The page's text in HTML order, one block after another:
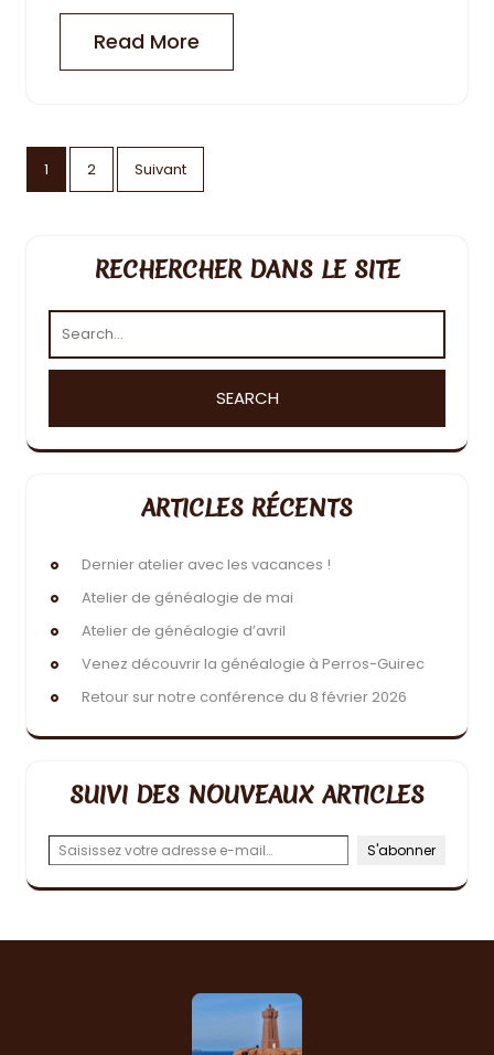
Read More
Pagination
des
1 2 Suivant
RECHERCHER DANS LE SITE
ARTICLES RÉCENTS
Dernier atelier avec les vacances !
Atelier de généalogie de mai
Atelier de généalogie d’avril
Venez découvrir la généalogie à Perros-Guirec
Retour sur notre conférence du 8 février 2026
SUIVI DES NOUVEAUX ARTICLES
Saisissez votre adresse e-mail…
S'abonner